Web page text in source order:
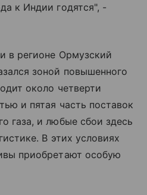
к Индии годятся", -
в регионе Ормузский
зоной повышенного
около четверти
и пятая часть поставок
газа, и любые сбои здесь
В этих условиях
приобретают особую